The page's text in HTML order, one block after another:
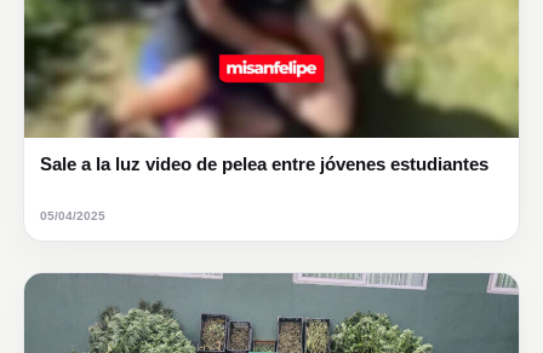
Sale a la luz video de pelea entre jóvenes estudiantes
05/04/2025